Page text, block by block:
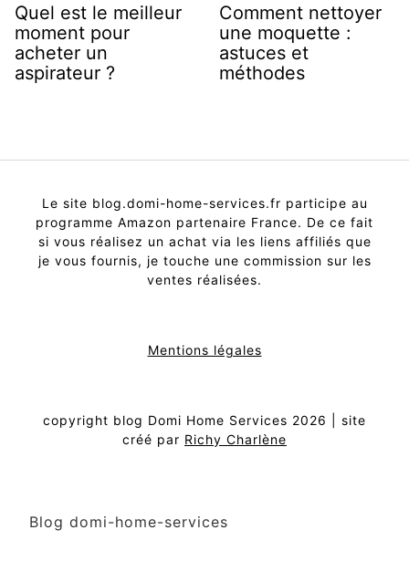
Quel est le meilleur
moment pour
acheter un
aspirateur ?
Comment nettoyer
une moquette :
astuces et
méthodes
Le site blog.domi-home-services.fr participe au
programme Amazon partenaire France. De ce fait
si vous réalisez un achat via les liens affiliés que
je vous fournis, je touche une commission sur les
ventes réalisées.
Mentions légales
copyright blog Domi Home Services 2026 | site
créé par Richy Charlène
Blog domi-home-services